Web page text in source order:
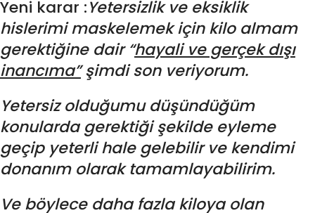
Yeni karar :Yetersizlik ve eksiklik
hislerimi maskelemek için kilo almam
gerektiğine dair “hayali ve gerçek dışı
inancıma”şimdi son veriyorum.
Yetersiz olduğumu düşündüğüm
konularda gerektiği şekilde eyleme
geçip yeterli hale gelebilir ve kendimi
donanım olarak tamamlayabilirim.
Ve böylece daha fazla kiloya olan